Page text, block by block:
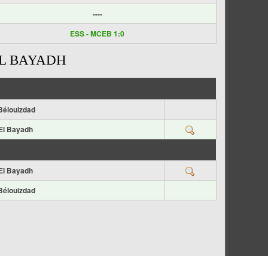
----
ESS - MCEB 1:0
BAYADH
Bayadh
Bayadh